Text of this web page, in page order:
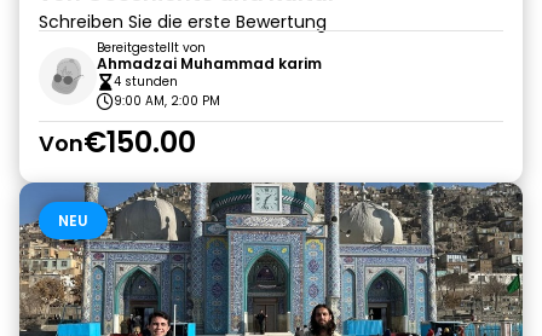
Schreiben Sie die erste Bewertung
Bereitgestellt von
Ahmadzai Muhammad karim
4 stunden
9:00 AM, 2:00 PM
Von€150.00
NEU